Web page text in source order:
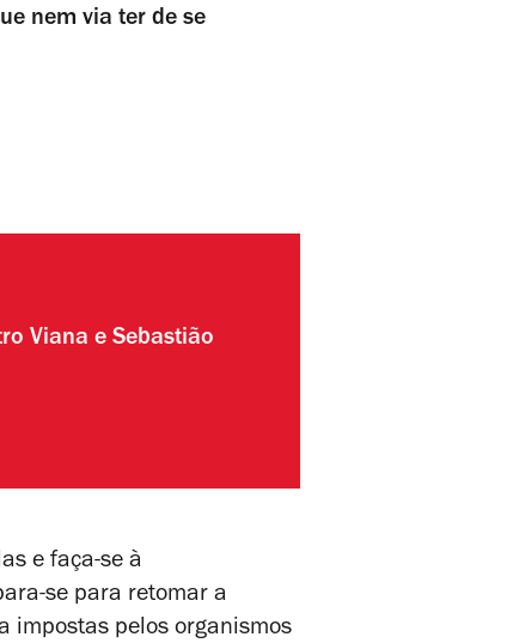
nem via ter de se
Viana e Sebastião
e faça-se à
se para retomar a
impostas pelos organismos